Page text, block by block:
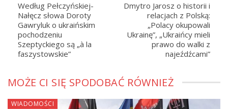
Według Pełczyńskiej-
Nałęcz słowa Doroty
Gawryluk o ukraińskim
pochodzeniu
Szeptyckiego są „à la
faszystowskie”
Dmytro Jarosz o historii i
relacjach z Polską:
„Polacy okupowali
Ukrainę”, „Ukraińcy mieli
prawo do walki z
najeźdźcami”
MOŻE CI SIĘ SPODOBAĆ RÓWNIEŻ
WIADOMOŚCI